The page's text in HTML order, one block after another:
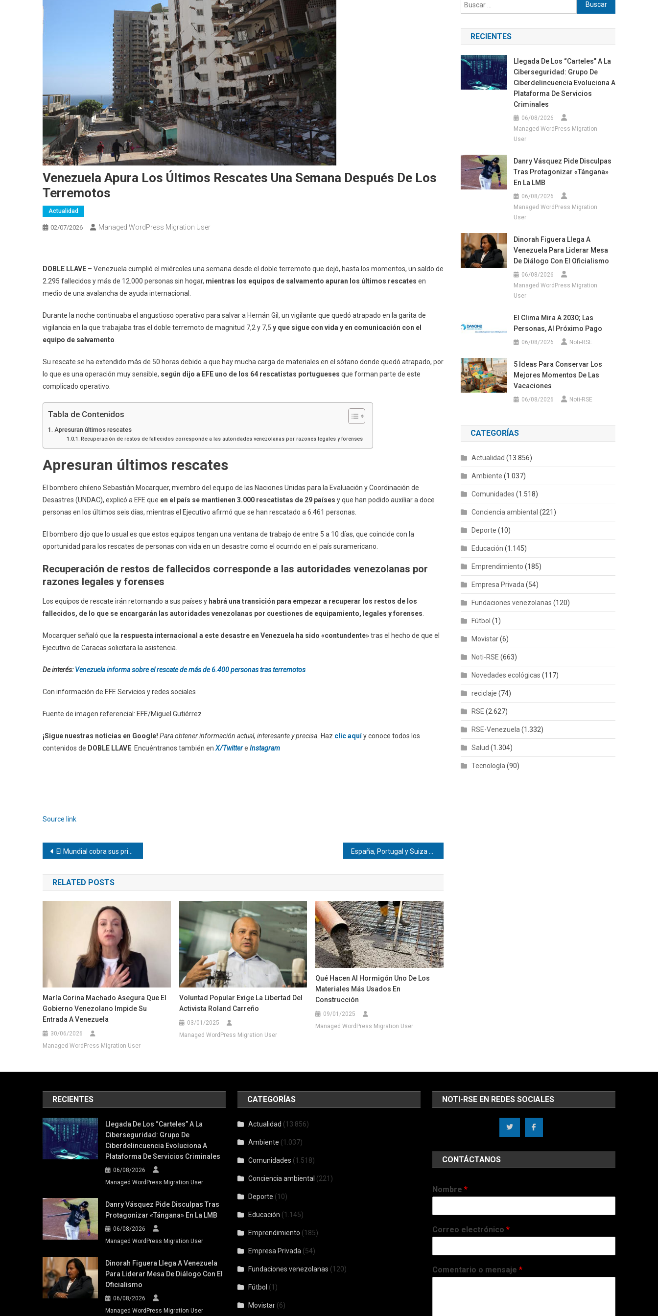
Venezuela Apura Los Últimos Rescates Una Semana Después De Los
Terremotos
Actualidad
02/07/2026 Managed WordPress Migration User
DOBLE LLAVE – Venezuela cumplió el miércoles una semana desde el doble terremoto que dejó, hasta los momentos, un saldo de
2.295 fallecidos y más de 12.000 personas sin hogar, mientras los equipos de salvamento apuran los últimos rescates en
medio de una avalancha de ayuda internacional.
Durante la noche continuaba el angustioso operativo para salvar a Hernán Gil, un vigilante que quedó atrapado en la garita de
vigilancia en la que trabajaba tras el doble terremoto de magnitud 7,2 y 7,5 y que sigue con vida y en comunicación con el
equipo de salvamento
Su rescate se ha extendido más de 50 horas debido a que hay mucha carga de materiales en el sótano donde quedó atrapado, por
lo que es una operación muy sensible, según dijo a EFE uno de los 64 rescatistas portugueses que forman parte de este
complicado operativo.
Tabla de Contenidos
Apresuran últimos rescates
Recuperación de restos de fallecidos corresponde a las autoridades venezolanas por razones legales y forenses
Apresuran últimos rescates
El bombero chileno Sebastián Mocarquer, miembro del equipo de las Naciones Unidas para la Evaluación y Coordinación de
Desastres (UNDAC), explicó a EFE que en el país se mantienen 3.000 rescatistas de 29 países y que han podido auxiliar a doce
personas en los últimos seis días, mientras el Ejecutivo afirmó que se han rescatado a 6.461 personas.
El bombero dijo que lo usual es que estos equipos tengan una ventana de trabajo de entre 5 a 10 días, que coincide con la
oportunidad para los rescates de personas con vida en un desastre como el ocurrido en el país suramericano.
Recuperación de restos de fallecidos corresponde a las autoridades venezolanas por
razones legales y forenses
Los equipos de rescate irán retornando a sus países y habrá una transición para empezar a recuperar los restos de los
fallecidos, de lo que se encargarán las autoridades venezolanas por cuestiones de equipamiento, legales y forenses
Mocarquer señaló que la respuesta internacional a este desastre en Venezuela ha sido «contundente»tras el hecho de que el
Ejecutivo de Caracas solicitara la asistencia.
De interés:Venezuela informa sobre el rescate de más de 6.400 personas tras terremotos
Con información de EFE Servicios y redes sociales
Fuente de imagen referencial: EFE/Miguel Gutiérrez
¡Sigue nuestras noticias en Google! Para obtener información actual, interesante y precisa. Haz clic aquíy conoce todos los
contenidos de DOBLE LLAVE . Encuéntranos también en X/Twittere Instagram
Source link
Navegación
de
entradas
El Mundial cobra sus primeras siete víctimas en la dirección técnica
RELATED POSTS
María Corina Machado Asegura Que El
Gobierno Venezolano Impide Su
Entrada A Venezuela
30/06/2026
Managed WordPress Migration User
Voluntad Popular Exige La Libertad Del
Activista Roland Carreño
03/01/2025
Managed WordPress Migration User
Qué Hacen Al Hormigón Uno De Los
Materiales Más Usados En
Construcción
09/01/2025
Managed WordPress Migration User
RECIENTES
Llegada De Los “carteles” A La
Ciberseguridad: Grupo De
Ciberdelincuencia Evoluciona A
Plataforma De Servicios
Criminales
06/08/2026
Managed WordPress Migration
User
Danry Vásquez Pide Disculpas
Tras Protagonizar «tángana»
En La LMB
06/08/2026
Managed WordPress Migration
User
Dinorah Figuera Llega A
Venezuela Para Liderar Mesa
De Diálogo Con El Oficialismo
06/08/2026
Managed WordPress Migration
User
El Clima Mira A 2030; Las
Personas, Al Próximo Pago
06/08/2026 Noti-RSE
5 Ideas Para Conservar Los
Mejores Momentos De Las
Vacaciones
06/08/2026 Noti-RSE
CATEGORÍAS
Actualidad (13.856)
Ambiente (1.037)
Comunidades (1.518)
Conciencia ambiental (221)
Deporte (10)
Educación (1.145)
Emprendimiento (185)
Empresa Privada (54)
Fundaciones venezolanas (120)
Fútbol (1)
Movistar(6)
Noti-RSE (663)
Novedades ecológicas (117)
reciclaje (74)
RSE (2.627)
RSE-Venezuela (1.332)
Salud (1.304)
Tecnología (90)
RECIENTES
Llegada De Los “carteles” A La
Ciberseguridad: Grupo De
Ciberdelincuencia Evoluciona A
Plataforma De Servicios Criminales
06/08/2026
Managed WordPress Migration User
Danry Vásquez Pide Disculpas Tras
Protagonizar «tángana» En La LMB
06/08/2026
Managed WordPress Migration User
Dinorah Figuera Llega A Venezuela
Para Liderar Mesa De Diálogo Con El
Oficialismo
06/08/2026
Managed WordPress Migration User
CATEGORÍAS
Actualidad (13.856)
Ambiente (1.037)
Comunidades (1.518)
Conciencia ambiental (221)
Deporte (10)
Educación (1.145)
Emprendimiento (185)
Empresa Privada (54)
Fundaciones venezolanas (120)
Fútbol (1)
Movistar (6)
NOTI-RSE EN REDES SOCIALES
CONTÁCTANOS
Nombre *
Correo electrónico *
Comentario o mensaje *